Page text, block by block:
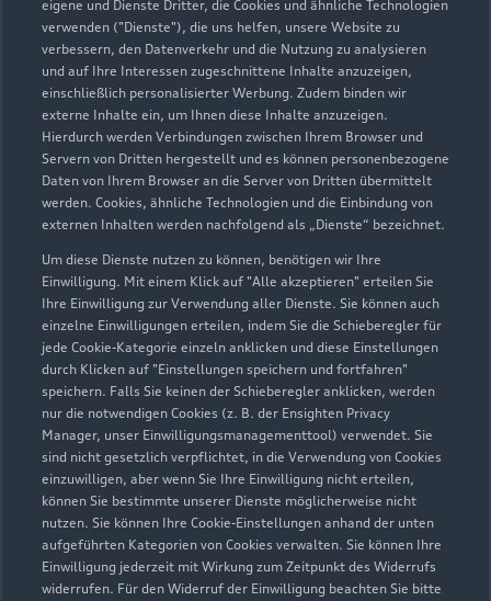
eigene und Dienste Dritter, die Cookies und ähnliche Technologien
verwenden ("Dienste"), die uns helfen, unsere Website zu
verbessern, den Datenverkehr und die Nutzung zu analysieren
und auf Ihre Interessen zugeschnittene Inhalte anzuzeigen,
einschließlich personalisierter Werbung. Zudem binden wir
externe Inhalte ein, um Ihnen diese Inhalte anzuzeigen.
Hierdurch werden Verbindungen zwischen Ihrem Browser und
Servern von Dritten hergestellt und es können personenbezogene
Daten von Ihrem Browser an die Server von Dritten übermittelt
werden. Cookies, ähnliche Technologien und die Einbindung von
externen Inhalten werden nachfolgend als „Dienste“ bezeichnet.
Um diese Dienste nutzen zu können, benötigen wir Ihre
Einwilligung. Mit einem Klick auf "Alle akzeptieren" erteilen Sie
Ihre Einwilligung zur Verwendung aller Dienste. Sie können auch
einzelne Einwilligungen erteilen, indem Sie die Schieberegler für
jede Cookie-Kategorie einzeln anklicken und diese Einstellungen
durch Klicken auf "Einstellungen speichern und fortfahren"
speichern. Falls Sie keinen der Schieberegler anklicken, werden
nur die notwendigen Cookies (z. B. der Ensighten Privacy
Manager, unser Einwilligungsmanagementtool) verwendet. Sie
sind nicht gesetzlich verpflichtet, in die Verwendung von Cookies
einzuwilligen, aber wenn Sie Ihre Einwilligung nicht erteilen,
können Sie bestimmte unserer Dienste möglicherweise nicht
nutzen. Sie können Ihre Cookie-Einstellungen anhand der unten
aufgeführten Kategorien von Cookies verwalten. Sie können Ihre
Einwilligung jederzeit mit Wirkung zum Zeitpunkt des Widerrufs
widerrufen. Für den Widerruf der Einwilligung beachten Sie bitte
Autohaus Kämpflein
GmbH & Co. KG
Servicepartner e-tron
Bismarckstraße 130
56470 Bad Marienberg
02661 95500